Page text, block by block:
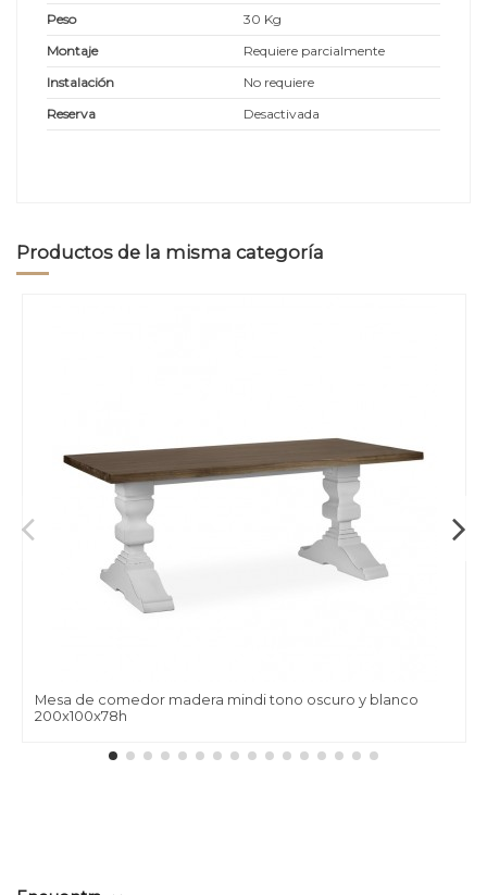
Peso
30 Kg
Montaje
Requiere parcialmente
Instalación
No requiere
Reserva
Desactivada
Productos de la misma categoría
Mesa de comedor madera mindi tono oscuro y blanco
200x100x78h